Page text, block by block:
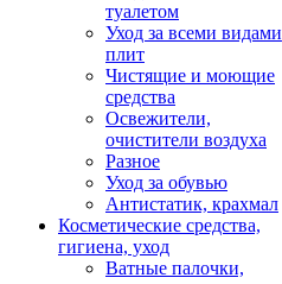
туалетом
Уход за всеми видами
плит
Чистящие и моющие
средства
Освежители,
очистители воздуха
Разное
Уход за обувью
Антистатик, крахмал
Косметические средства,
гигиена, уход
Ватные палочки,